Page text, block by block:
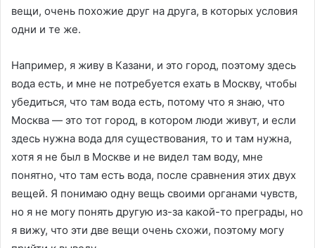
вещи, очень похожие друг на друга, в которых условия
одни и те же.
Например, я живу в Казани, и это город, поэтому здесь
вода есть, и мне не потребуется ехать в Москву, чтобы
убедиться, что там вода есть, потому что я знаю, что
Москва — это тот город, в котором люди живут, и если
здесь нужна вода для существования, то и там нужна,
хотя я не был в Москве и не видел там воду, мне
понятно, что там есть вода, после сравнения этих двух
вещей. Я понимаю одну вещь своими органами чувств,
но я не могу понять другую из-за какой-то преграды, но
я вижу, что эти две вещи очень схожи, поэтому могу